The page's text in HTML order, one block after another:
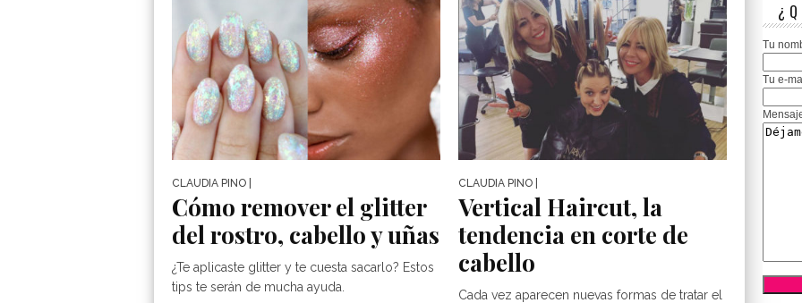
CLAUDIA PINO
Cómo remover el glitter
del rostro, cabello y uñas
¿Te aplicaste glitter y te cuesta sacarlo? Estos
tips te serán de mucha ayuda.
CLAUDIA PINO
Vertical Haircut, la
tendencia en corte de
cabello
Cada vez aparecen nuevas formas de tratar el
Tu
Tu e-